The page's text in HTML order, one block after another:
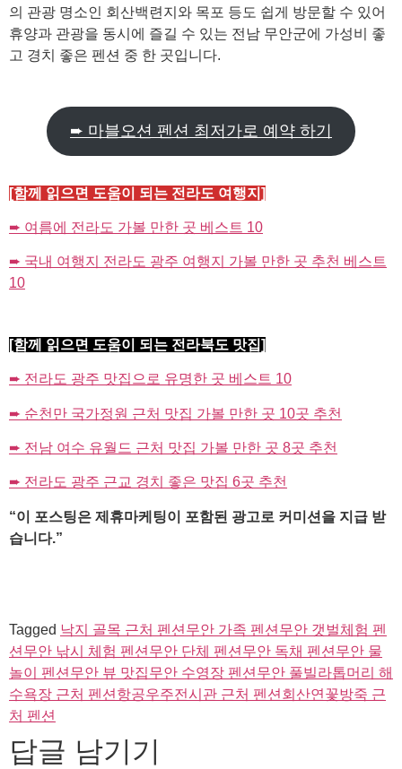
의 관광 명소인 회산백련지와 목포 등도 쉽게 방문할 수 있어
휴양과 관광을 동시에 즐길 수 있는 전남 무안군에 가성비 좋
고 경치 좋은 펜션 중 한 곳입니다.
➨ 마블오션 펜션 최저가로 예약 하기
[함께 읽으면 도움이 되는 전라도 여행지]
➨ 여름에 전라도 가볼 만한 곳 베스트 10
➨ 국내 여행지 전라도 광주 여행지 가볼 만한 곳 추천 베스트
10
[함께 읽으면 도움이 되는 전라북도 맛집]
➨ 전라도 광주 맛집으로 유명한 곳 베스트 10
➨ 순천만 국가정원 근처 맛집 가볼 만한 곳 10곳 추천
➨ 전남 여수 유월드 근처 맛집 가볼 만한 곳 8곳 추천
➨ 전라도 광주 근교 경치 좋은 맛집 6곳 추천
“이 포스팅은 제휴마케팅이 포함된 광고로 커미션을 지급 받
습니다.”
Tagged 낙지 골목 근처 펜션무안 가족 펜션무안 갯벌체험 펜
션무안 낚시 체험 펜션무안 단체 펜션무안 독채 펜션무안 물
놀이 펜션무안 뷰 맛집무안 수영장 펜션무안 풀빌라톱머리 해
수욕장 근처 펜션항공우주전시관 근처 펜션회산연꽃방죽 근
처 펜션
답글 남기기